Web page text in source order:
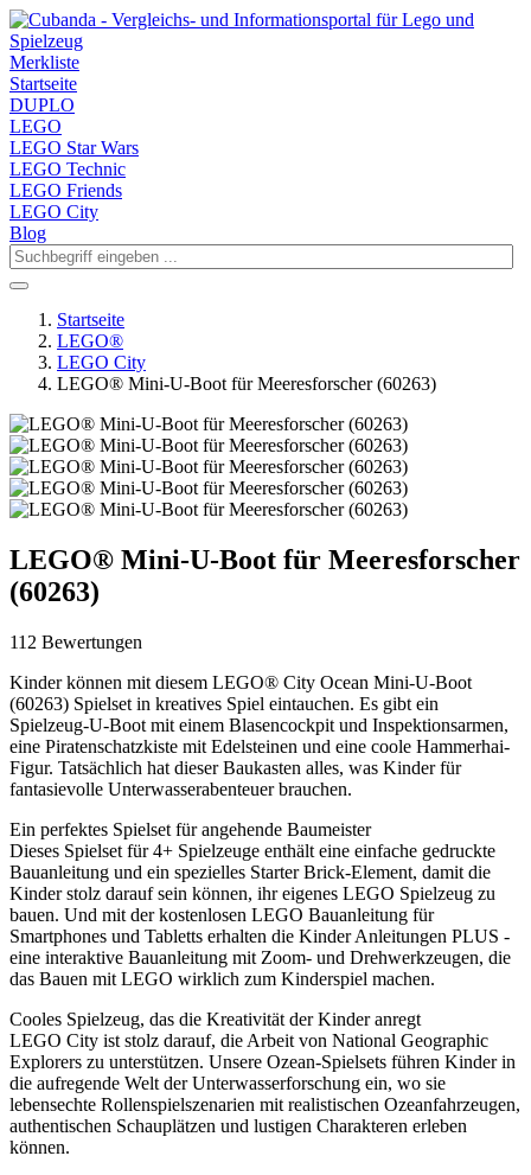
Merkliste
Startseite
DUPLO
LEGO
LEGO Star Wars
LEGO Technic
LEGO Friends
LEGO City
Blog
Startseite
LEGO®
LEGO City
LEGO® Mini-U-Boot für Meeresforscher (60263)
LEGO® Mini-U-Boot für Meeresforscher
(60263)
112 Bewertungen
Kinder können mit diesem LEGO® City Ocean Mini-U-Boot
(60263) Spielset in kreatives Spiel eintauchen. Es gibt ein
Spielzeug-U-Boot mit einem Blasencockpit und Inspektionsarmen,
eine Piratenschatzkiste mit Edelsteinen und eine coole Hammerhai-
Figur. Tatsächlich hat dieser Baukasten alles, was Kinder für
fantasievolle Unterwasserabenteuer brauchen.
Ein perfektes Spielset für angehende Baumeister
Dieses Spielset für 4+ Spielzeuge enthält eine einfache gedruckte
Bauanleitung und ein spezielles Starter Brick-Element, damit die
Kinder stolz darauf sein können, ihr eigenes LEGO Spielzeug zu
bauen. Und mit der kostenlosen LEGO Bauanleitung für
Smartphones und Tabletts erhalten die Kinder Anleitungen PLUS -
eine interaktive Bauanleitung mit Zoom- und Drehwerkzeugen, die
das Bauen mit LEGO wirklich zum Kinderspiel machen.
Cooles Spielzeug, das die Kreativität der Kinder anregt
LEGO City ist stolz darauf, die Arbeit von National Geographic
Explorers zu unterstützen. Unsere Ozean-Spielsets führen Kinder in
die aufregende Welt der Unterwasserforschung ein, wo sie
lebensechte Rollenspielszenarien mit realistischen Ozeanfahrzeugen,
authentischen Schauplätzen und lustigen Charakteren erleben
können.